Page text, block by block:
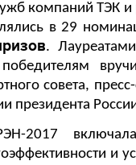
компаний ТЭК
в 29
.
совета,
президента
2017
и